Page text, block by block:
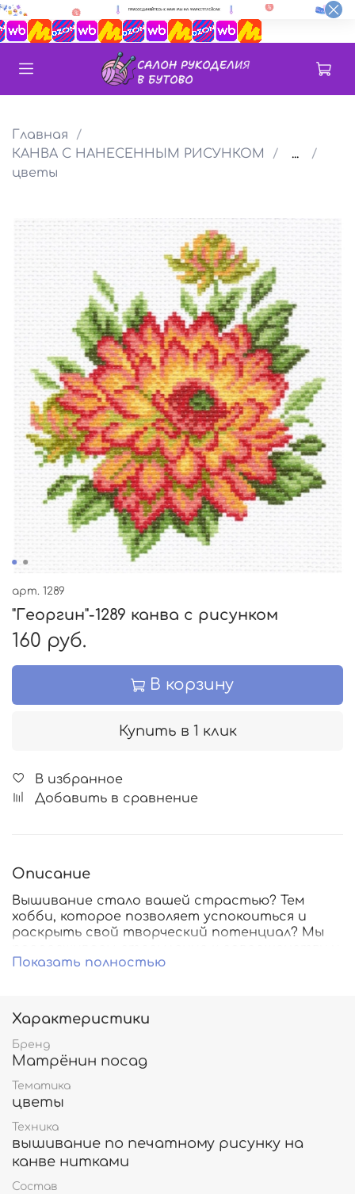
Главная
КАНВА С НАНЕСЕННЫМ РИСУНКОМ
...
цветы
арт. 1289
"Георгин"-1289 канва с рисунком
160 руб.
В корзину
Купить в 1 клик
В избранное
Добавить в сравнение
Описание
Вышивание стало вашей страстью? Тем
хобби, которое позволяет успокоиться и
раскрыть свой творческий потенциал? Мы
поэтому предлагаем широкий выбор
руками создавать настоящие произведения
искусства.
Показать полностью
Характеристики
Бренд
Матрёнин посад
Тематика
цветы
Техника
вышивание по печатному рисунку на
канве нитками
Состав